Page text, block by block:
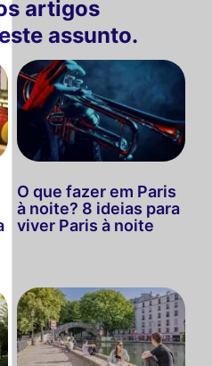
artigos
assunto.
O que fazer em Paris
à noite? 8 ideias para
viver Paris à noite